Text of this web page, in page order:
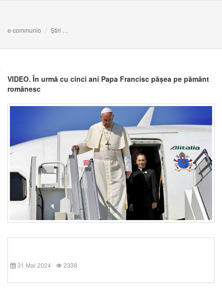
e-communio Știri
VIDEO. În urmă cu cinci ani Papa Francisc pășea pe pământ
românesc
31 Mai 2024 2338